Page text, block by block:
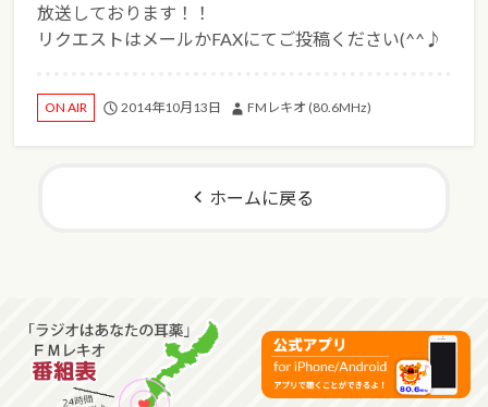
放送しております！！
リクエストはメールかFAXにてご投稿ください(^^♪
ON AIR 2014年10月13日 FMレキオ (80.6MHz)
ホームに戻る